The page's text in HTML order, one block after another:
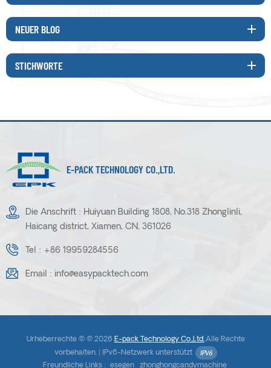
NEUER BLOG
STICHWORTE
E-PACK TECHNOLOGY CO.,LTD.
Die Anschrift : Huiyuan Building 1808, No.318 Zhonglinli,
Haicang district, Xiamen, CN, 361026
Tel : +86 19959284556
Email : info@easypacktech.com
Urheberrechte © © 2026 E-pack Technology Co.,Ltd..Alle Rechte
vorbehalten. |
IPv6-Netzwerk unterstützt
Freundliche Links : esegen zhonghongcandymachine